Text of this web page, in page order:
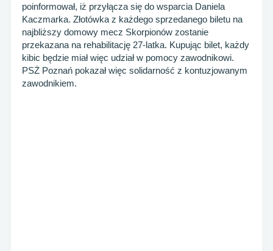
poinformował, iż przyłącza się do wsparcia Daniela
Kaczmarka. Złotówka z każdego sprzedanego biletu na
najbliższy domowy mecz Skorpionów zostanie
przekazana na rehabilitację 27-latka. Kupując bilet, każdy
kibic będzie miał więc udział w pomocy zawodnikowi.
PSŻ Poznań pokazał więc solidarność z kontuzjowanym
zawodnikiem.